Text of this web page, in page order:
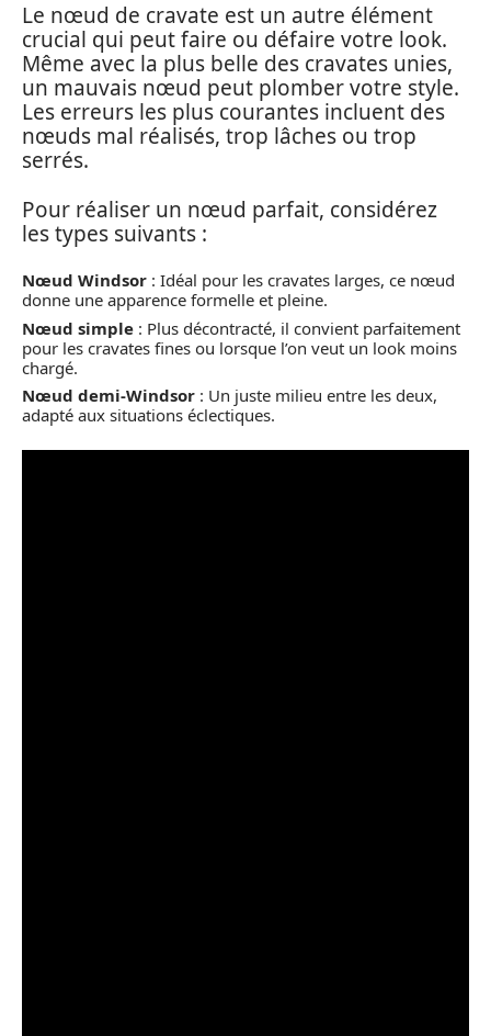
Le nœud de cravate est un autre élément
crucial qui peut faire ou défaire votre look.
Même avec la plus belle des cravates unies,
un mauvais nœud peut plomber votre style.
Les erreurs les plus courantes incluent des
nœuds mal réalisés, trop lâches ou trop
serrés.
Pour réaliser un nœud parfait, considérez
les types suivants :
Nœud Windsor : Idéal pour les cravates larges, ce nœud
donne une apparence formelle et pleine.
Nœud simple : Plus décontracté, il convient parfaitement
pour les cravates fines ou lorsque l’on veut un look moins
chargé.
Nœud demi-Windsor : Un juste milieu entre les deux,
adapté aux situations éclectiques.